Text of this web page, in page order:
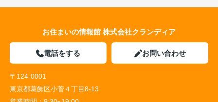
お住まいの情報館 株式会社クランディア
電話をする お問い合わせ
〒124-0001
東京都葛飾区小菅４丁目8-13